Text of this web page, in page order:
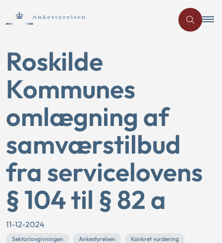
Roskilde
Kommunes
omlægning af
samværstilbud
fra servicelovens
§ 104 til § 82 a
11-12-2024
Sektorlovgivningen Ankestyrelsen
Konkret vurdering